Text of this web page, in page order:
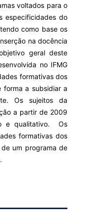
voltados para o
especificidades do
como base os
na docência
geral deste
no IFMG
formativas dos
forma a subsidiar a
Os sujeitos da
a partir de 2009
e qualitativo. Os
formativas dos
um programa de